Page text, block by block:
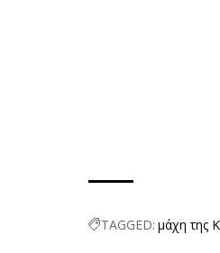
TAGGED: μάχη της